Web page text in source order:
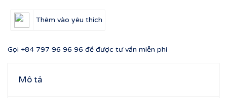
Thêm vào yêu thích
Gọi +84 797 96 96 96 để được tư vấn miễn phí
Mô tả